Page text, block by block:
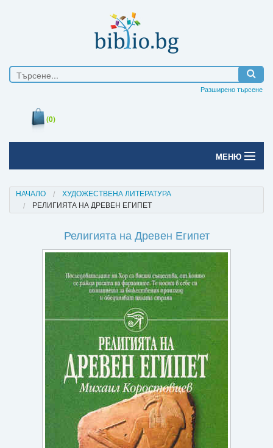
Разширено търсене
(0)
МЕНЮ
Печатни книги
Електронни книги
Подаръци
НАЧАЛО
ХУДОЖЕСТВЕНА ЛИТЕРАТУРА
РЕЛИГИЯТА НА ДРЕВЕН ЕГИПЕТ
Религията на Древен Египет